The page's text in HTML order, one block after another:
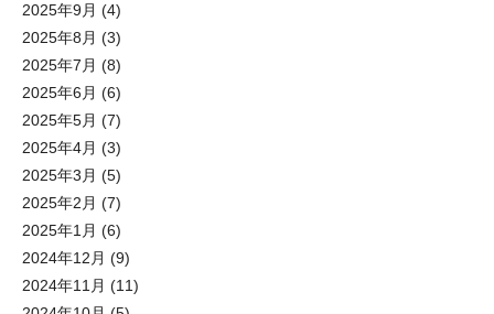
2025年9月 (4)
2025年8月 (3)
2025年7月 (8)
2025年6月 (6)
2025年5月 (7)
2025年4月 (3)
2025年3月 (5)
2025年2月 (7)
2025年1月 (6)
2024年12月 (9)
2024年11月 (11)